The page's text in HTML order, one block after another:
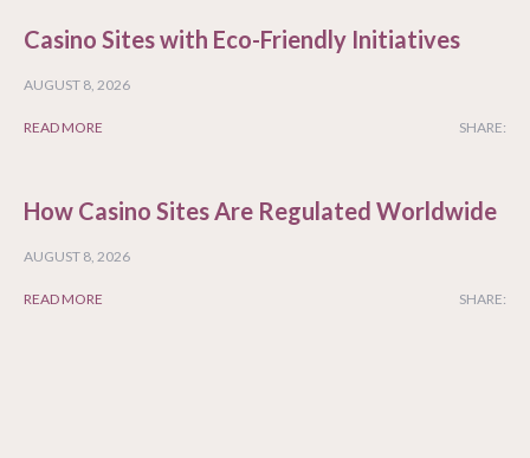
Casino Sites with Eco-Friendly Initiatives
AUGUST 8, 2026
READ MORE SHARE:
How Casino Sites Are Regulated Worldwide
AUGUST 8, 2026
READ MORE SHARE: